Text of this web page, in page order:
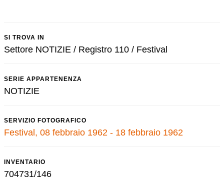
SI TROVA IN
Settore NOTIZIE / Registro 110 / Festival
SERIE APPARTENENZA
NOTIZIE
SERVIZIO FOTOGRAFICO
Festival, 08 febbraio 1962 - 18 febbraio 1962
INVENTARIO
704731/146